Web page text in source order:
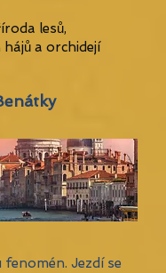
lesů,
a orchidejí
Jezdí se